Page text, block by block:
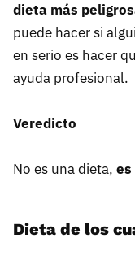
dieta más
puede hacer si
en serio es hacer
ayuda profesional.
Veredicto
No es una dieta, es
Dieta de los